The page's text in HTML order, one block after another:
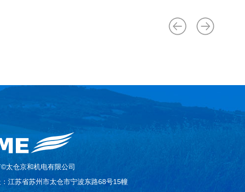
太仓京和机电有限公司
江苏省苏州市太仓市宁波东路68号15幢